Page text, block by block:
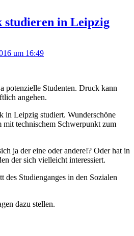
studieren in Leipzig
um 16:49
potenzielle Studenten. Druck kann
angehen.
in Leipzig studiert. Wunderschöne
mit technischem Schwerpunkt zum
ja der eine oder andere!? Oder hat in
der sich vielleicht interessiert.
des Studienganges in den Sozialen
dazu stellen.